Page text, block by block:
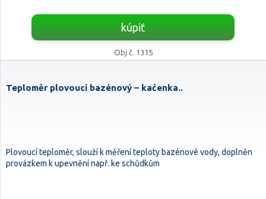
kúpiť
Obj.č. 1315
Teploměr plovoucí bazénový – kačenka..
Plovoucí teploměr, slouží k měření teploty bazénové vody, doplněn
provázkem k upevnění např. ke schůdkům